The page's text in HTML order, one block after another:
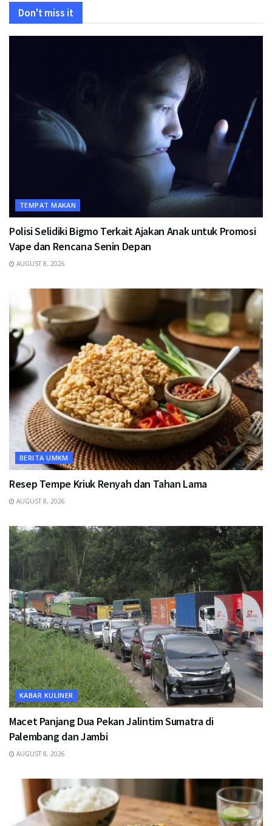
Don't miss it
TEMPAT MAKAN
Polisi Selidiki Bigmo Terkait Ajakan Anak untuk Promosi
Vape dan Rencana Senin Depan
AUGUST 8, 2026
BERITA UMKM
Resep Tempe Kriuk Renyah dan Tahan Lama
AUGUST 8, 2026
KABAR KULINER
Macet Panjang Dua Pekan Jalintim Sumatra di
Palembang dan Jambi
AUGUST 8, 2026